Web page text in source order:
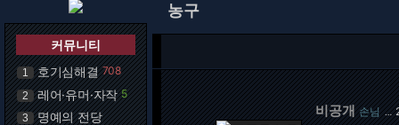
커뮤니티
1 호기심해결 708
2 레어·유머·자작 5
3 명예의 전당
농구
비공개 손님 …